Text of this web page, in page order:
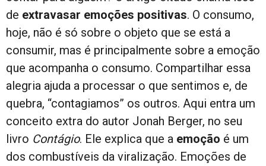
de extravasar emoções positivas. O consumo,
hoje, não é só sobre o objeto que se está a
consumir, mas é principalmente sobre a emoção
que acompanha o consumo. Compartilhar essa
alegria ajuda a processar o que sentimos e, de
quebra, “contagiamos” os outros. Aqui entra um
conceito extra do autor Jonah Berger, no seu
livro Contágio. Ele explica que a emoção é um
dos combustíveis da viralização. Emoções de